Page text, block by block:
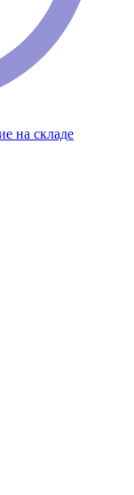
на складе